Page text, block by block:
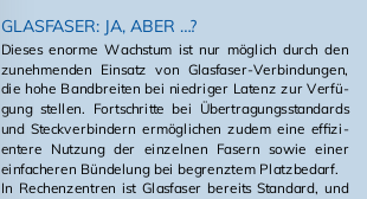
GLASFASER: JA, ABER …?
Die­ses enor­me Wachs­tum ist nur mög­lich durch den
zu­neh­men­den Ein­satz von Glas­fa­ser-Ver­bin­dun­gen,
die hohe Band­brei­ten bei nied­ri­ger La­tenz zur Ver­fü­
gung stel­len. Fort­schrit­te bei Über­tra­gungs­stan­dards
und Steck­ver­bin­dern er­mög­li­chen zudem eine ef­fi­zi­
en­te­re Nut­zung der ein­zel­nen Fa­sern sowie einer
ein­fa­che­ren Bün­de­lung bei be­grenz­tem Platz­be­darf.
In Re­chen­zen­tren ist Glas­fa­ser be­reits Stan­dard, und